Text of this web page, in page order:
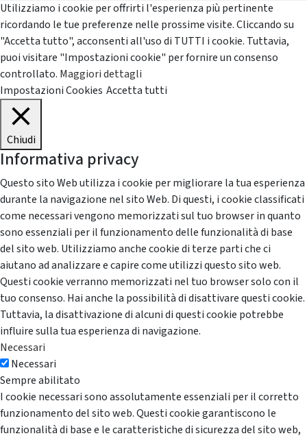
Utilizziamo i cookie per offrirti l'esperienza più pertinente
ricordando le tue preferenze nelle prossime visite. Cliccando su
"Accetta tutto", acconsenti all'uso di TUTTI i cookie. Tuttavia,
puoi visitare "Impostazioni cookie" per fornire un consenso
controllato. Maggiori dettagli
Impostazioni Cookies Accetta tutti
Chiudi
Informativa privacy
Questo sito Web utilizza i cookie per migliorare la tua esperienza
durante la navigazione nel sito Web. Di questi, i cookie classificati
come necessari vengono memorizzati sul tuo browser in quanto
sono essenziali per il funzionamento delle funzionalità di base
del sito web. Utilizziamo anche cookie di terze parti che ci
aiutano ad analizzare e capire come utilizzi questo sito web.
Questi cookie verranno memorizzati nel tuo browser solo con il
tuo consenso. Hai anche la possibilità di disattivare questi cookie.
Tuttavia, la disattivazione di alcuni di questi cookie potrebbe
influire sulla tua esperienza di navigazione.
Necessari
Necessari
Sempre abilitato
I cookie necessari sono assolutamente essenziali per il corretto
funzionamento del sito web. Questi cookie garantiscono le
funzionalità di base e le caratteristiche di sicurezza del sito web,